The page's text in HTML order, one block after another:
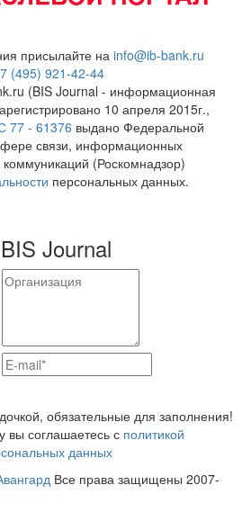
присылайте на info@ib-bank.ru
(495) 921-42-44
(BIS Journal - информационная
10 апреля 2015г.,
77 - 61376 выдано Федеральной
связи, информационных
(Роскомнадзор)
персональных данных.
Journal
обязательные для заполнения!
соглашаетесь с политикой
данных
Все права защищены 2007-